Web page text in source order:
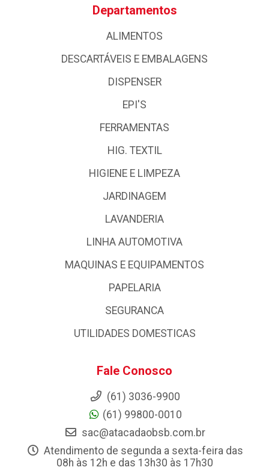
Departamentos
ALIMENTOS
DESCARTÁVEIS E EMBALAGENS
DISPENSER
EPI'S
FERRAMENTAS
HIG. TEXTIL
HIGIENE E LIMPEZA
JARDINAGEM
LAVANDERIA
LINHA AUTOMOTIVA
MAQUINAS E EQUIPAMENTOS
PAPELARIA
SEGURANCA
UTILIDADES DOMESTICAS
Fale Conosco
(61) 3036-9900
(61) 99800-0010
sac@atacadaobsb.com.br
Atendimento de segunda a sexta-feira das
08h às 12h e das 13h30 às 17h30